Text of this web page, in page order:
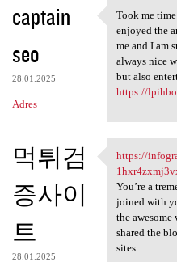
a
z
e
captain
seo
28.01.2025
Adres
Took me
Took me
enjoyed the
me and I am
always nice
but also
https://
먹튀검
증사이
트
28.01.2025
https://
https://
You’re a
joined with
the
shared the
sites.